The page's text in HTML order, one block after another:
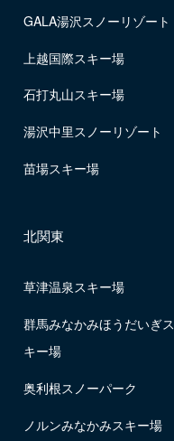
GALA湯沢スノーリゾート
上越国際スキー場
石打丸山スキー場
湯沢中里スノーリゾート
苗場スキー場
北関東
草津温泉スキー場
群馬みなかみほうだいぎス
キー場
奥利根スノーパーク
ノルンみなかみスキー場